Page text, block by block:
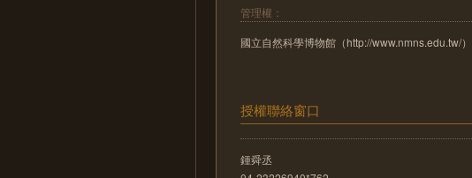
管理權：
國立自然科學博物館（http://www.nmns.edu.tw/）
授權聯絡窗口
鍾舜丞